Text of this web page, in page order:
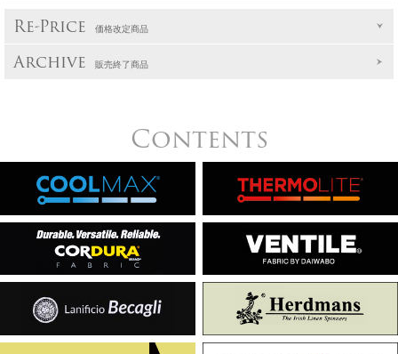
Re-Price 価格改定商品
Archive 販売終了商品
Contents